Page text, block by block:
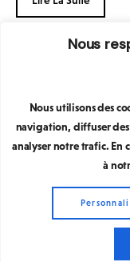
Nous
Nous utilisons des
navigation, diffuser
analyser notre trafic. En
à
Wilky